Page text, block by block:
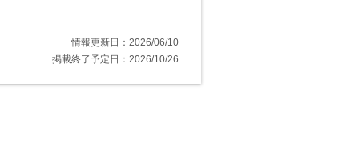
情報更新日：2026/06/10
掲載終了予定日：2026/10/26